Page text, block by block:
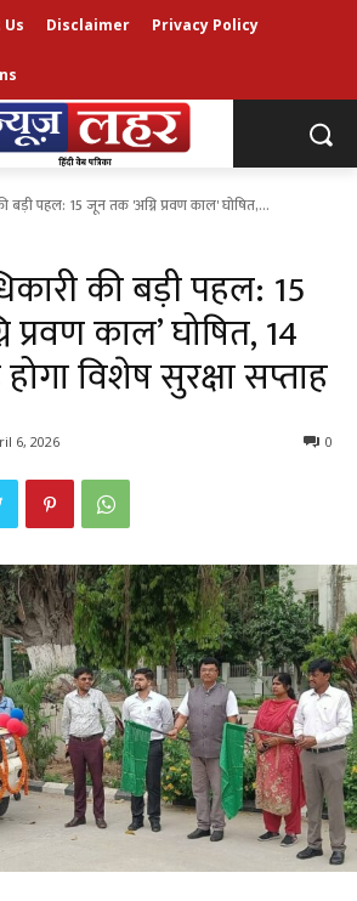
Disclaimer Privacy Policy
बड़ी पहल: 15 जून तक 'अग्नि प्रवण काल' घोषित,...
की बड़ी पहल: 15
काल’ घोषित, 14
विशेष सुरक्षा सप्ताह
6, 2026 0